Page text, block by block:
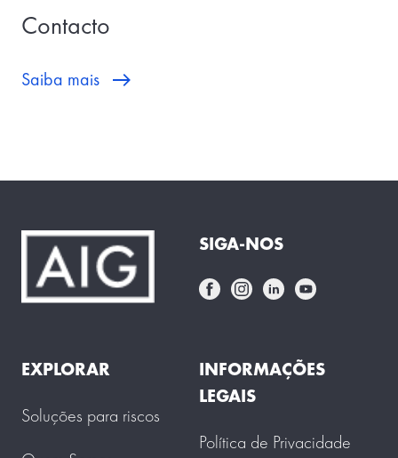
Contacto
Saiba mais
SIGA-NOS
EXPLORAR
Soluções para riscos
INFORMAÇÕES
LEGAIS
Política de Privacidade